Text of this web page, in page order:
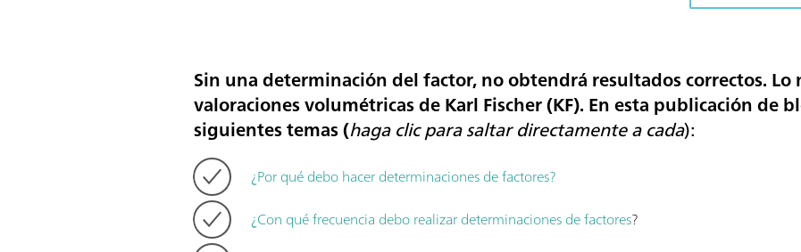
Sin una determinación del factor, no obtendrá resultados correctos. Lo
valoraciones volumétricas de Karl Fischer (KF). En esta publicación de
siguientes temas (haga clic para saltar directamente a cada):
¿Por qué debo hacer determinaciones de factores?
¿Con qué frecuencia debo realizar determinaciones defactores?